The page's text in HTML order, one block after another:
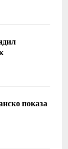
показа